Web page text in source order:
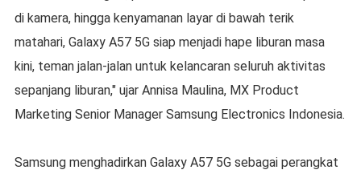
di kamera, hingga kenyamanan layar di bawah terik
matahari, Galaxy A57 5G siap menjadi hape liburan masa
kini, teman jalan-jalan untuk kelancaran seluruh aktivitas
sepanjang liburan," ujar Annisa Maulina, MX Product
Marketing Senior Manager Samsung Electronics Indonesia.
Samsung menghadirkan Galaxy A57 5G sebagai perangkat